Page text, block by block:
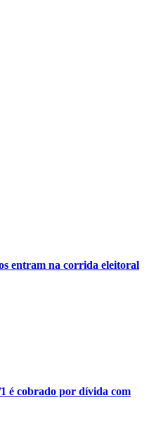
entram na corrida eleitoral
é cobrado por dívida com